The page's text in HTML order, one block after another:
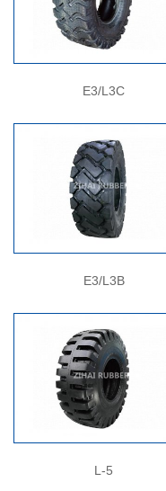
E3/L3C
E3/L3B
L-5